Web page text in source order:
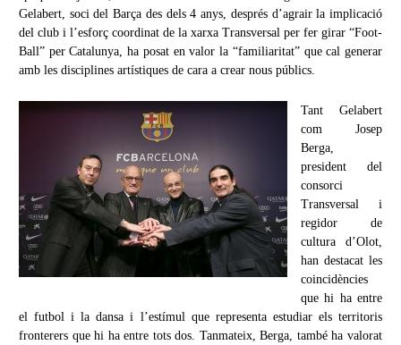
Gelabert, soci del Barça des dels 4 anys, després d’agrair la implicació
del club i l’esforç coordinat de la xarxa Transversal per fer girar “Foot-
Ball” per Catalunya, ha posat en valor la “familiaritat” que cal generar
amb les disciplines artístiques de cara a crear nous públics.
Tant Gelabert
com Josep
Berga,
president del
consorci
Transversal i
regidor de
cultura d’Olot,
han destacat les
coincidències
que hi ha entre
el futbol i la dansa i l’estímul que representa estudiar els territoris
fronterers que hi ha entre tots dos. Tanmateix, Berga, també ha valorat